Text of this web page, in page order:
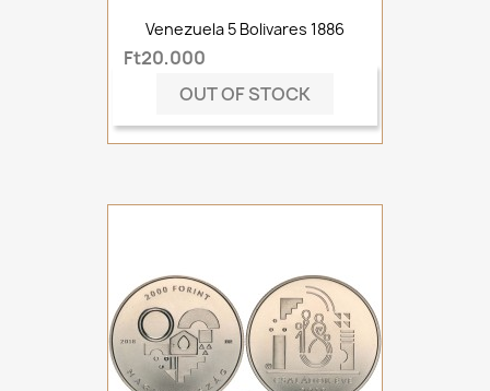
Venezuela 5 Bolivares 1886
Ft20,000
OUT OF STOCK